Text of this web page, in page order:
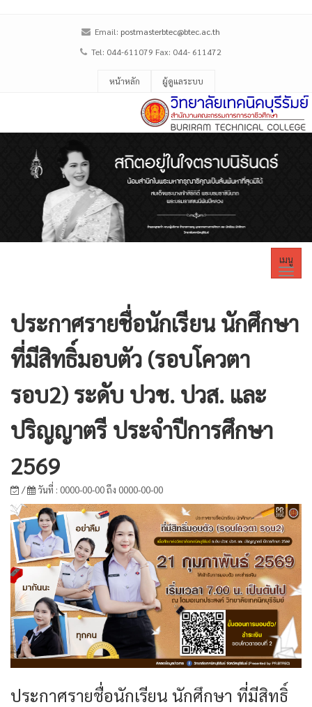
Email: postmasterbtec@btec.ac.th
Tel: 044-611079 Fax: 044- 611472
หน้าหลัก ผู้ดูแลระบบ
เมนู
ประกาศรายชื่อนักเรียน นักศึกษา
ที่มีสิทธิ์มอบตัว (รอบโควตา
รอบ2) ระดับ ปวช. ปวส. และ
ปริญญาตรี ประจำปีการศึกษา
2569
/ วันที่ : 0000-00-00 ถึง 0000-00-00
ประกาศรายชื่อนักเรียน นักศึกษา ที่มีสิทธิ์